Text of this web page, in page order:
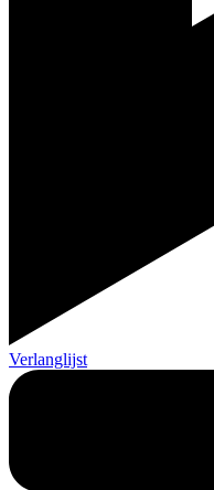
Verlanglijst